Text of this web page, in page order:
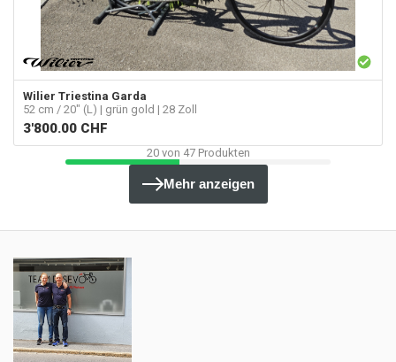
Wilier Triestina Garda
52 cm / 20" (L) | grün gold | 28 Zoll
3'800.00 CHF
20von 47Produkten
Mehr anzeigen